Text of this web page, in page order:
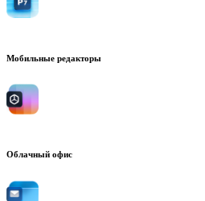
Мобильные редакторы
Облачный офис